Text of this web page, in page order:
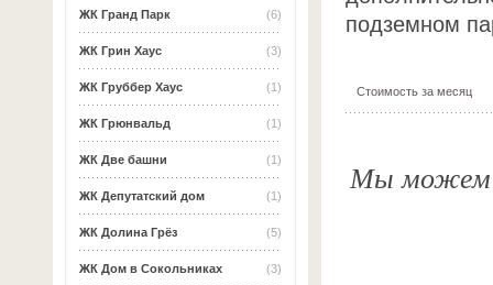
(6)
ЖК Гранд Парк
(3)
ЖК Грин Хаус
(1)
ЖК Груббер Хаус
(1)
ЖК Грюнвальд
(1)
ЖК Две башни
(1)
ЖК Депутатский дом
(5)
ЖК Долина Грёз
(3)
ЖК Дом в Сокольниках
подземном
Стоимость за месяц
Мы можем